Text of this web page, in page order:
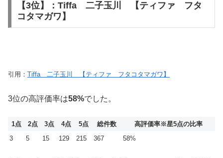
【3位】：Tiffa 二子玉川 【ティファ フタ
コタマガワ】
引用： Tiffa 二子玉川 【ティファ フタコタマガワ】
3位の高評価率は58%でした。
1点 2点 3点 4点 5点 総件数 高評価率※星5点の比率
3
5 15 129 215 367 58%